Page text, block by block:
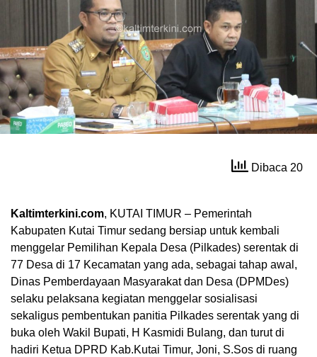
Dibaca 20
Kaltimterkini.com, KUTAI TIMUR – Pemerintah
Kabupaten Kutai Timur sedang bersiap untuk kembali
menggelar Pemilihan Kepala Desa (Pilkades) serentak di
77 Desa di 17 Kecamatan yang ada, sebagai tahap awal,
Dinas Pemberdayaan Masyarakat dan Desa (DPMDes)
selaku pelaksana kegiatan menggelar sosialisasi
sekaligus pembentukan panitia Pilkades serentak yang di
buka oleh Wakil Bupati, H Kasmidi Bulang, dan turut di
hadiri Ketua DPRD Kab.Kutai Timur, Joni, S.Sos di ruang